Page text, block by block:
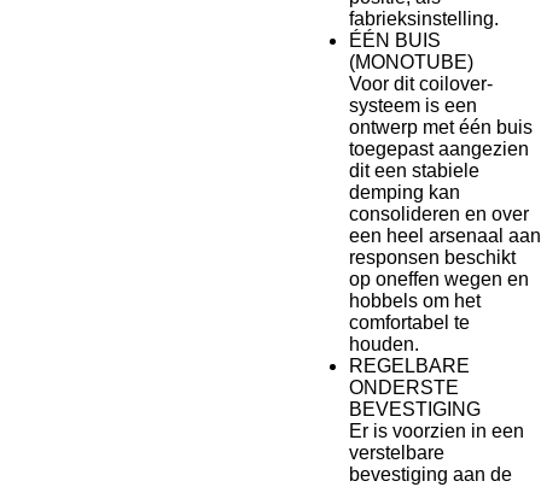
fabrieksinstelling.
ÉÉN BUIS
(MONOTUBE)
Voor dit coilover-
systeem is een
ontwerp met één buis
toegepast aangezien
dit een stabiele
demping kan
consolideren en over
een heel arsenaal aan
responsen beschikt
op oneffen wegen en
hobbels om het
comfortabel te
houden.
REGELBARE
ONDERSTE
BEVESTIGING
Er is voorzien in een
verstelbare
bevestiging aan de